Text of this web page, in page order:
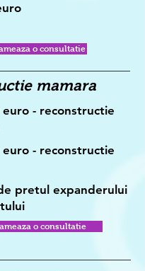
o consultatie
mamara
- reconstructie
- reconstructie
pretul expanderului
o consultatie